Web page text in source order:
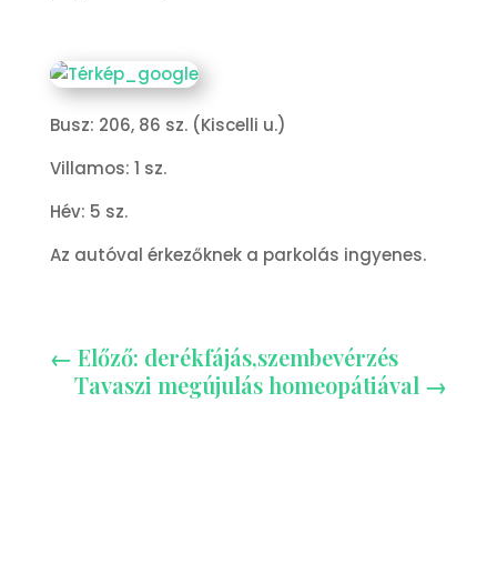
Busz: 206, 86 sz. (Kiscelli u.)
Villamos: 1 sz.
Hév: 5 sz.
Az autóval érkezőknek a parkolás ingyenes.
← Előző: derékfájás,szembevérzés
Tavaszi megújulás homeopátiával →